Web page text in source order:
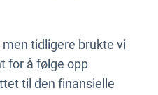
tidligere brukte vi
for å følge opp
til den finansielle